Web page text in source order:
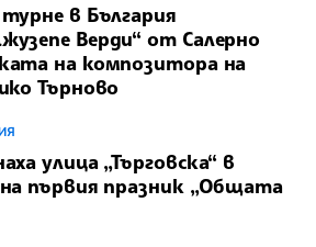
в България
Верди“ от Салерно
на композитора на
Търново
улица „Търговска“ в
първия празник „Общата